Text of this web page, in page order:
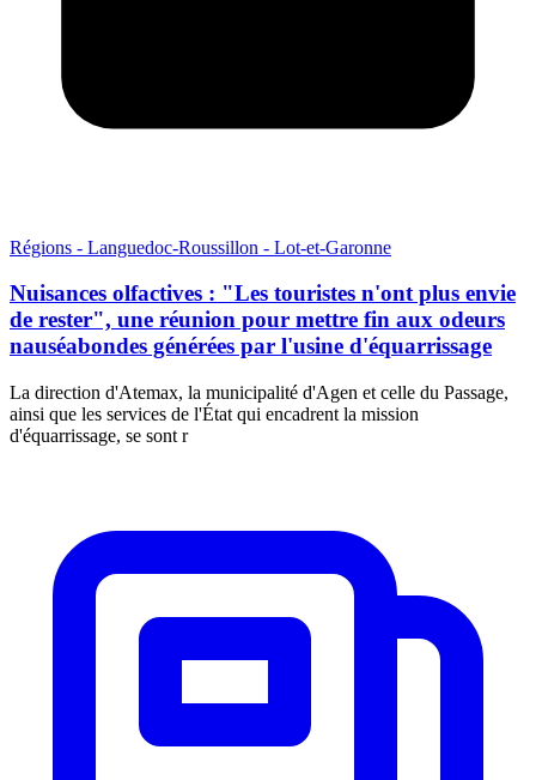
Régions - Languedoc-Roussillon - Lot-et-Garonne
Nuisances olfactives : "Les touristes n'ont plus envie
de rester", une réunion pour mettre fin aux odeurs
nauséabondes générées par l'usine d'équarrissage
La direction d'Atemax, la municipalité d'Agen et celle du Passage,
ainsi que les services de l'État qui encadrent la mission
d'équarrissage, se sont r